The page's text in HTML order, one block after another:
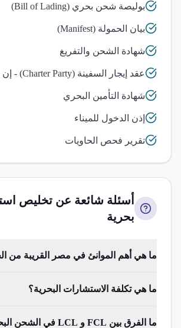
بوليصة شحن بحري (Bill of Lading)
بيان الحمولة (Manifest)
شهادة الشحن والتفريغ
عقد إيجار السفينة (Charter Party) - إن وجد
شهادة التأمين البحري
إذن الدخول للميناء
تقرير فحص الحاويات
أسئلة شائعة عن تخليص
بحرية
ما هي أهم الموانئ في مصر القريبة من
ما هي تكلفة الاستشارات البحرية؟
ما الفرق بين FCL و LCL في الشحن البحري؟